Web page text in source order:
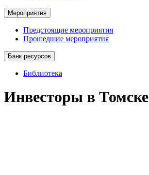
Мероприятия
Предстоящие мероприятия
Прошедшие мероприятия
Банк ресурсов
Библиотека
Инвесторы в Томске